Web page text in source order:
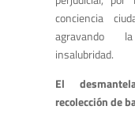
conciencia
agravando
insalubridad.
El
recolección de